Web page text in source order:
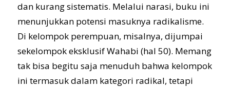
dan kurang sistematis. Melalui narasi, buku ini
menunjukkan potensi masuknya radikalisme.
Di kelompok perempuan, misalnya, dijumpai
sekelompok eksklusif Wahabi (hal 50). Memang
tak bisa begitu saja menuduh bahwa kelompok
ini termasuk dalam kategori radikal, tetapi